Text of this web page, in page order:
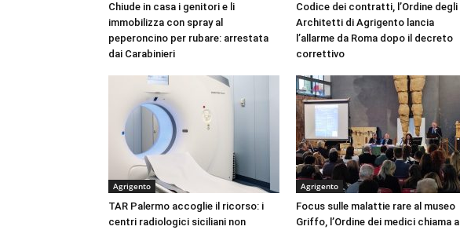
Chiude in casa i genitori e li
immobilizza con spray al
peperoncino per rubare: arrestata
dai Carabinieri
Codice dei contratti, l’Ordine degli
Architetti di Agrigento lancia
l’allarme da Roma dopo il decreto
correttivo
Agrigento
TAR Palermo accoglie il ricorso: i
centri radiologici siciliani non
Agrigento
Focus sulle malattie rare al museo
Griffo, l’Ordine dei medici chiama a